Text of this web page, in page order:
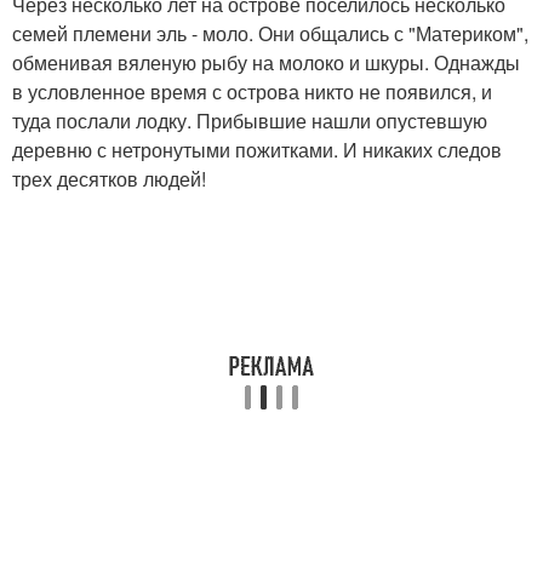
семей племени эль - моло. Они общались с "Материком",
обменивая вяленую рыбу на молоко и шкуры. Однажды
в условленное время с острова никто не появился, и
туда послали лодку. Прибывшие нашли опустевшую
деревню с нетронутыми пожитками. И никаких следов
трех десятков людей!